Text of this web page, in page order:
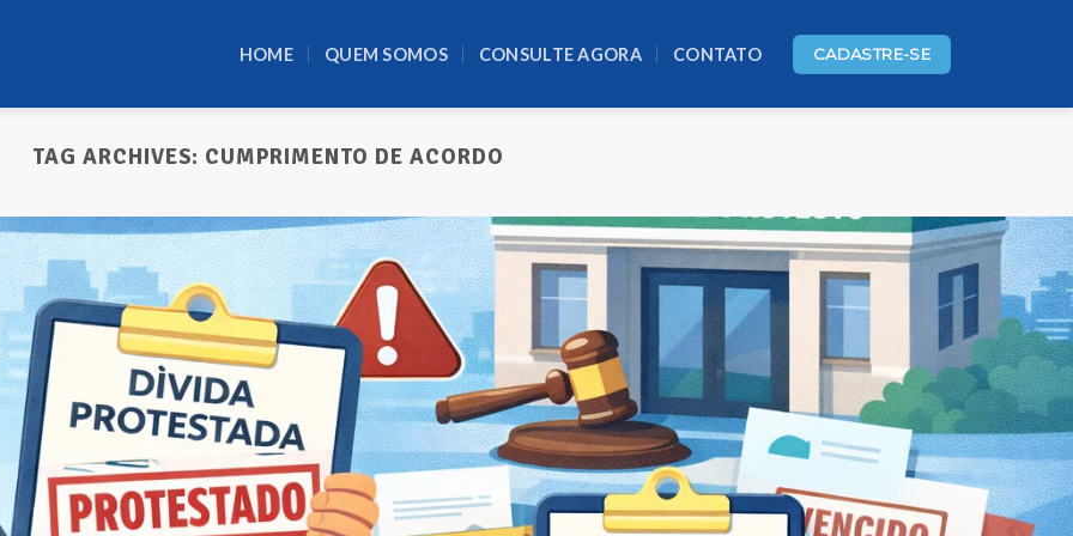
HOME QUEM SOMOS CONSULTE AGORA CONTATO CADASTRE-SE
TAG ARCHIVES: CUMPRIMENTO DE ACORDO